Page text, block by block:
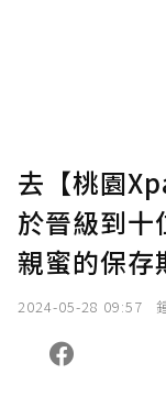
去【桃園
於晉級到十
親蜜的保存
2024-05-28 09:57